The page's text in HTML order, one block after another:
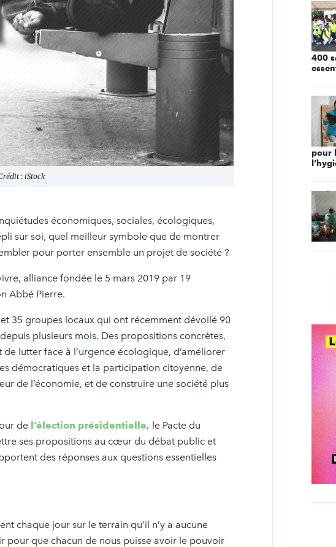
: iStock
économiques, sociales, écologiques,
sur soi, quel meilleur symbole que de montrer
pour porter ensemble un projet de société ?
alliance fondée le 5 mars 2019 par 19
Abbé Pierre.
35 groupes locaux qui ont récemment dévoilé 90
plusieurs mois. Des propositions concrètes,
lutter face à l’urgence écologique, d’améliorer
démocratiques et la participation citoyenne, de
de l’économie, et de construire une société plus
de l’élection présidentielle, le Pacte du
ses propositions au cœur du débat public et
des réponses aux questions essentielles
chaque jour sur le terrain qu’il n’y a aucune
pour que chacun de nous puisse avoir le pouvoir
400
pour